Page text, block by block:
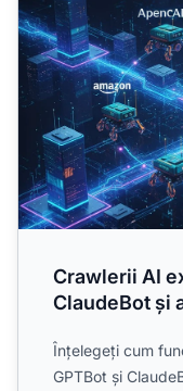
Crawlerii AI
ClaudeBot și
Înțelegeți cum
GPTBot și